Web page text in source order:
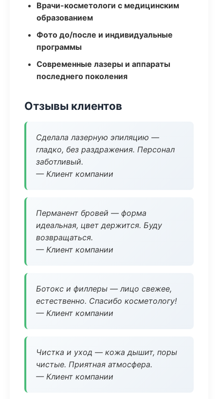
Врачи-косметологи с медицинским
образованием
Фото до/после и индивидуальные
программы
Современные лазеры и аппараты
последнего поколения
Отзывы клиентов
Сделала лазерную эпиляцию —
гладко, без раздражения. Персонал
заботливый.
— Клиент компании
Перманент бровей — форма
идеальная, цвет держится. Буду
возвращаться.
— Клиент компании
Ботокс и филлеры — лицо свежее,
естественно. Спасибо косметологу!
— Клиент компании
Чистка и уход — кожа дышит, поры
чистые. Приятная атмосфера.
— Клиент компании